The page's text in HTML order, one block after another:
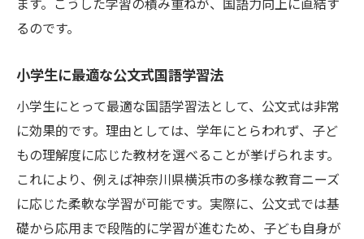
るのです。
小学生に最適な公文式国語学習法
小学生にとって最適な国語学習法として、公文式は非常
に効果的です。理由としては、学年にとらわれず、子ど
もの理解度に応じた教材を選べることが挙げられます。
これにより、例えば神奈川県横浜市の多様な教育ニーズ
に応じた柔軟な学習が可能です。実際に、公文式では基
礎から応用まで段階的に学習が進むため、子ども自身が